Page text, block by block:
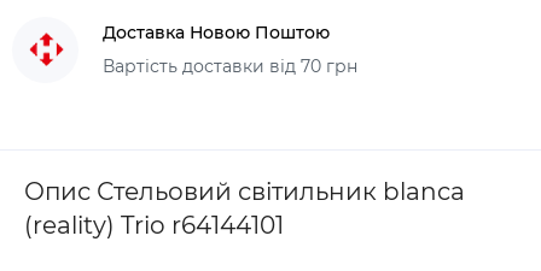
Доставка Новою Поштою
Вартість доставки від 70 грн
Опис Стельовий світильник blanca
(reality) Trio r64144101